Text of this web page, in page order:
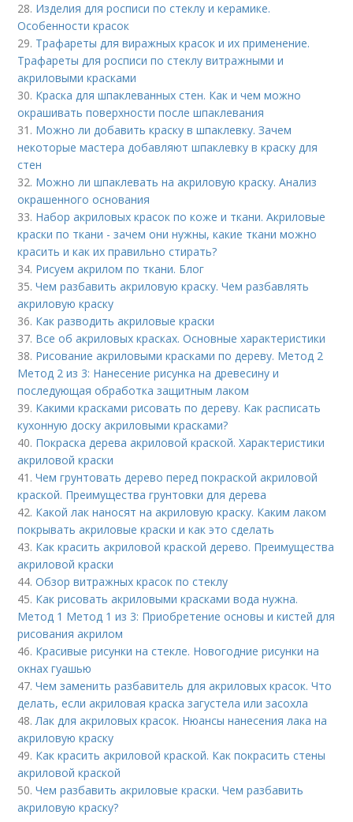
28. Изделия для росписи по стеклу и керамике.
Особенности красок
29. Трафареты для виражных красок и их применение.
Трафареты для росписи по стеклу витражными и
акриловыми красками
30. Краска для шпаклеванных стен. Как и чем можно
окрашивать поверхности после шпаклевания
31. Можно ли добавить краску в шпаклевку. Зачем
некоторые мастера добавляют шпаклевку в краску для
стен
32. Можно ли шпаклевать на акриловую краску. Анализ
окрашенного основания
33. Набор акриловых красок по коже и ткани. Акриловые
краски по ткани - зачем они нужны, какие ткани можно
красить и как их правильно стирать?
34. Рисуем акрилом по ткани. Блог
35.Чем разбавить акриловую краску. Чем разбавлять
акриловую краску
36. Как разводить акриловые краски
37. Все об акриловых красках. Основные характеристики
38. Рисование акриловыми красками по дереву. Метод 2
Метод 2 из 3: Нанесение рисунка на древесину и
последующая обработка защитным лаком
39. Какими красками рисовать по дереву. Как расписать
кухонную доску акриловыми красками?
40. Покраска дерева акриловой краской. Характеристики
акриловой краски
41.Чем грунтовать дерево перед покраской акриловой
краской. Преимущества грунтовки для дерева
42. Какой лак наносят на акриловую краску. Каким лаком
покрывать акриловые краски и как это сделать
43. Как красить акриловой краской дерево. Преимущества
акриловой краски
44.Обзор витражных красок по стеклу
45. Как рисовать акриловыми красками вода нужна.
Метод 1 Метод 1 из 3: Приобретение основы и кистей для
рисования акрилом
46. Красивые рисунки на стекле. Новогодние рисунки на
окнах гуашью
47.Чем заменить разбавитель для акриловых красок. Что
делать, если акриловая краска загустела или засохла
48.Лак для акриловых красок. Нюансы нанесения лака на
акриловую краску
49. Как красить акриловой краской. Как покрасить стены
акриловой краской
50.Чем разбавить акриловые краски. Чем разбавить
акриловую краску?